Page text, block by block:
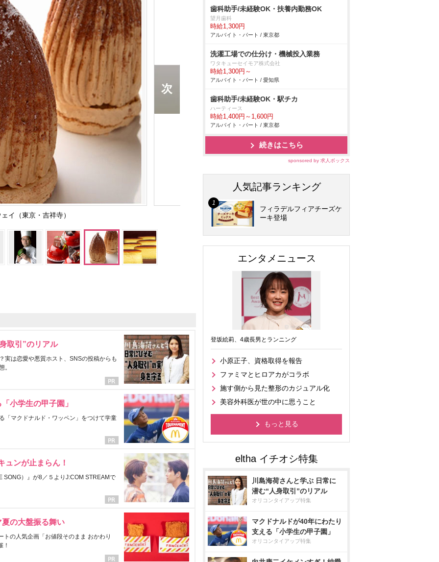
ェイ（東京・吉祥寺）
取引”のリアル
実は恋愛や悪質ホスト、SNSの投稿からも
。
小学生の甲子園」
「マクドナルド・ワッペン」をつけて学童
ュンが止まらん！
SONG）』が8／５よりJ:COM STREAMで
の大盤振る舞い
の人気企画「お値段そのまま おかわり
！
歯科助手/未経験OK・扶養内勤務OK
望月歯科
時給1,300円
アルバイト・パート / 東京都
洗濯工場での仕分け・機械投入業務
ワタキューセイモア株式会社
時給1,300円～
アルバイト・パート / 愛知県
歯科助手/未経験OK・駅チカ
ハーティース
時給1,400円～1,600円
アルバイト・パート / 東京都
続きはこちら
sponsored by 求人ボックス
人気記事ランキング
フィラデルフィアチーズケ
ーキ登場
エンタメニュース
登坂絵莉、4歳長男とランニング
小原正子、資格取得を報告
ファミマとヒロアカがコラボ
施す側から見た整形のカジュアル化
美容外科医が世の中に思うこと
もっと見る
川島海荷さんと学ぶ 日常に
潜む“人身取引”のリアル
オリコンタイアップ特集
マクドナルドが40年にわたり
支える「小学生の甲子園」
オリコンタイアップ特集